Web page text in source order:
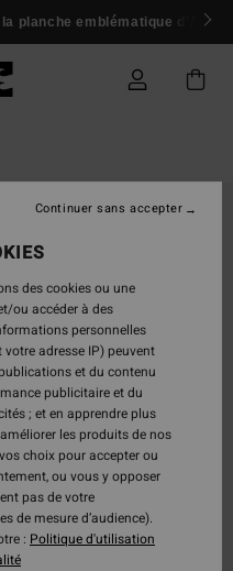
la planche emblématique d'Andy
des cookies ou une
ou accéder à des
personnelles
adresse IP) peuvent
et du contenu
publicitaire et du
; et en apprendre plus
les produits de nos
choix pour accepter ou
ou vous y opposer
pas de votre
de mesure d’audience).
: Politique d'utilisation
Continuer sans accepter